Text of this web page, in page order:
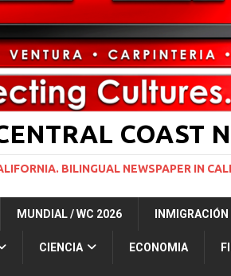
2026 ] Resumen internacional
COAST
BILINGUAL NEWSPAPER IN
MUNDIAL / WC 2026 INMIGRACIÓN
CIENCIA ECONOMIA